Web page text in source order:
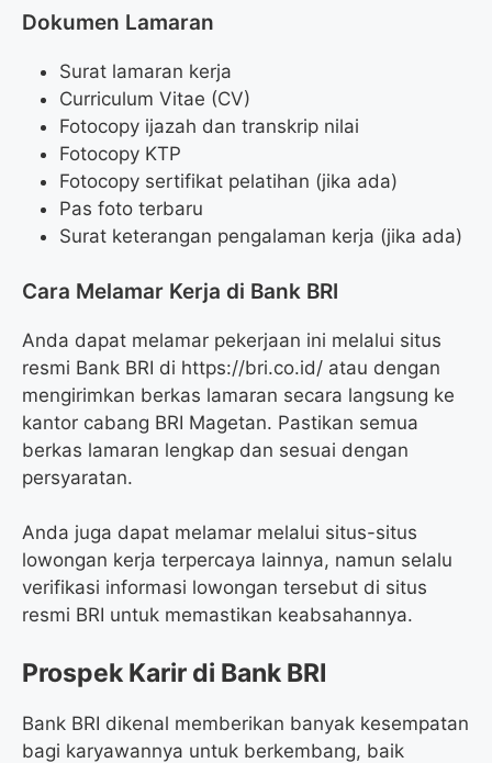
Dokumen Lamaran
Surat lamaran kerja
Curriculum Vitae (CV)
Fotocopy ijazah dan transkrip nilai
Fotocopy KTP
Fotocopy sertifikat pelatihan (jika ada)
Pas foto terbaru
Surat keterangan pengalaman kerja (jika ada)
Cara Melamar Kerja di Bank BRI
Anda dapat melamar pekerjaan ini melalui situs
resmi Bank BRI di https://bri.co.id/ atau dengan
mengirimkan berkas lamaran secara langsung ke
kantor cabang BRI Magetan. Pastikan semua
berkas lamaran lengkap dan sesuai dengan
persyaratan.
Anda juga dapat melamar melalui situs-situs
lowongan kerja terpercaya lainnya, namun selalu
verifikasi informasi lowongan tersebut di situs
resmi BRI untuk memastikan keabsahannya.
Prospek Karir di Bank BRI
Bank BRI dikenal memberikan banyak kesempatan
bagi karyawannya untuk berkembang, baik